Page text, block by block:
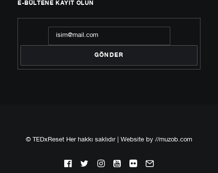
E-BÜLTENE KAYIT OLUN
© TEDxReset Her hakkı saklıdır | Website by //muzob.com